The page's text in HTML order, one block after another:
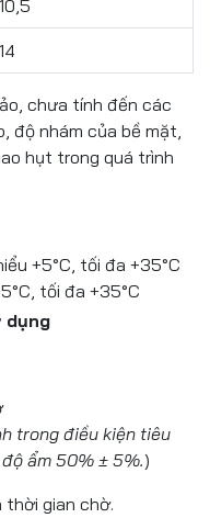
10,5
14
chưa tính đến các
độ nhám của bề mặt,
hụt trong quá trình
+5°C, tối đa +35°C
tối đa +35°C
dụng
trong điều kiện tiêu
ẩm 50% ± 5%.)
thời gian chờ.